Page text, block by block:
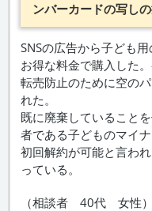
ンバーカードの写し
SNSの広告から子ども
お得な料金で購入した
転売防止のために空の
れた。
既に廃棄していること
者である子どものマイ
初回解約が可能と言わ
っている。
（相談者 40代 女性）